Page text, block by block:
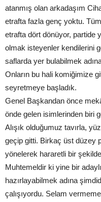
atanmış olan arkadaşım
etrafta fazla genç yoktu.
etrafta dört dönüyor,
olmak isteyenler kendilerini
saflarda yer bulabilmek
Onların bu hali komiğimize
seyretmeye başladık.
Genel Başkandan önce
önde gelen isimlerinden biri
Alışık olduğumuz tavırla,
geçip gitti. Birkaç üst düzey
yönelerek hararetli bir
Muhtemeldir ki yine bir
hazırlayabilmek adına
çalışıyordu. Selam